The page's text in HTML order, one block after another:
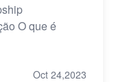
O que é
Oct 24,2023